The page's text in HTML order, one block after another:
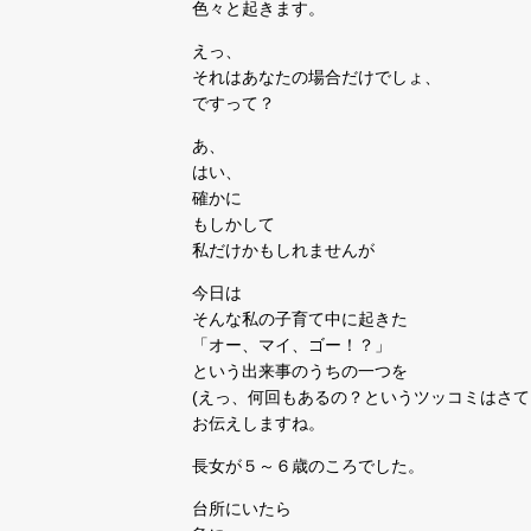
色々と起きます。
えっ、
それはあなたの場合だけでしょ、
ですって？
あ、
はい、
確かに
もしかして
私だけかもしれませんが
今日は
そんな私の子育て中に起きた
「オー、マイ、ゴー！？」
という出来事のうちの一つを
(えっ、何回もあるの？というツッコミはさ
お伝えしますね。
長女が５～６歳のころでした。
台所にいたら